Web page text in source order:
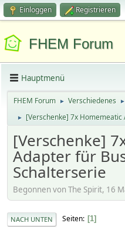
Einloggen Registrieren
FHEM Forum
Hauptmenü
FHEM Forum ► Verschiedenes ►
► [Verschenke] 7x
[Verschenke]
Adapter für
Schalterserie
Begonnen von The Spirit, 16
NACH UNTEN Seiten 1